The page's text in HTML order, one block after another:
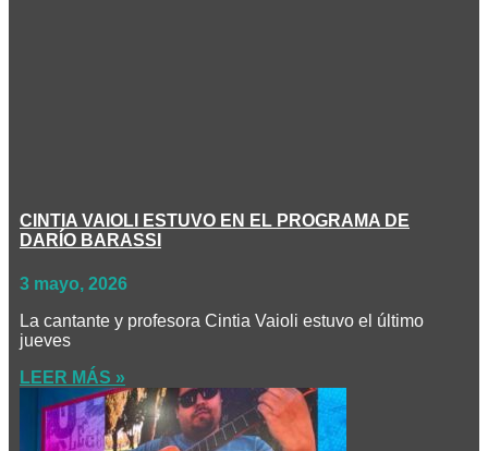
CINTIA VAIOLI ESTUVO EN EL PROGRAMA DE
DARÍO BARASSI
3 mayo, 2026
La cantante y profesora Cintia Vaioli estuvo el último
jueves
LEER MÁS »